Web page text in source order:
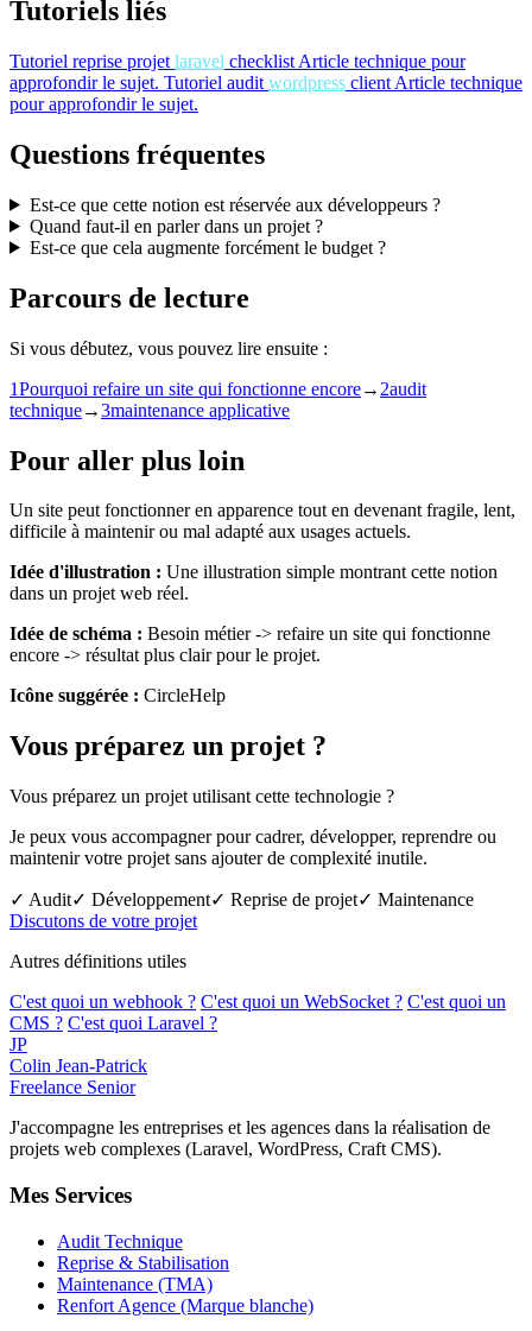
Tutoriels liés
Tutoriel reprise projet laravel checklist Article technique pour
approfondir le sujet. Tutoriel audit wordpress client Article technique
pour approfondir le sujet.
Questions fréquentes
Est-ce que cette notion est réservée aux développeurs ?
Quand faut-il en parler dans un projet ?
Est-ce que cela augmente forcément le budget ?
Parcours de lecture
Si vous débutez, vous pouvez lire ensuite :
1Pourquoi refaire un site qui fonctionne encore→ 2audit
technique→3maintenance applicative
Pour aller plus loin
Un site peut fonctionner en apparence tout en devenant fragile, lent,
difficile à maintenir ou mal adapté aux usages actuels.
Idée d'illustration : Une illustration simple montrant cette notion
dans un projet web réel.
Idée de schéma : Besoin métier -> refaire un site qui fonctionne
encore -> résultat plus clair pour le projet.
Icône suggérée : CircleHelp
Vous préparez un projet ?
Vous préparez un projet utilisant cette technologie ?
Je peux vous accompagner pour cadrer, développer, reprendre ou
maintenir votre projet sans ajouter de complexité inutile.
✓ Audit✓ Développement✓ Reprise de projet✓ Maintenance
Discutons de votre projet
Autres définitions utiles
C'est quoi un webhook ? C'est quoi un WebSocket ? C'est quoi un
CMS ? C'est quoi Laravel ?
JP
Colin Jean-Patrick
Freelance Senior
J'accompagne les entreprises et les agences dans la réalisation de
projets web complexes (Laravel, WordPress, Craft CMS).
Mes Services
Audit Technique
Reprise & Stabilisation
Maintenance (TMA)
Renfort Agence (Marque blanche)